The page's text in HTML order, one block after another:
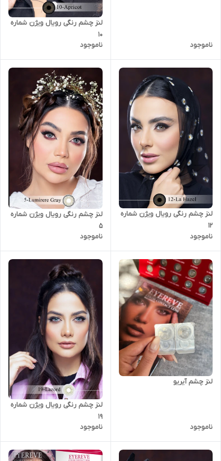
ناموجود
لنز چشم رنگی رویال ویژن شماره
10
ناموجود
لنز چشم رنگی رویال ویژن شماره
12
ناموجود
لنز چشم رنگی رویال ویژن شماره
5
ناموجود
لنز چشم آیریو
ناموجود
لنز چشم رنگی رویال ویژن شماره
19
ناموجود